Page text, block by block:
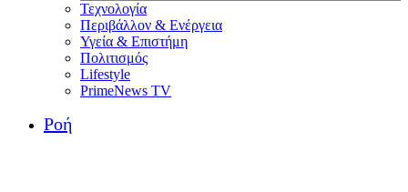
Τεχνολογία
Περιβάλλον & Ενέργεια
Υγεία & Επιστήμη
Πολιτισμός
Lifestyle
PrimeNews TV
Ροή